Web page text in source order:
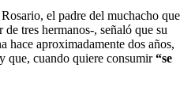
el padre del muchacho que
tres hermanos-, señaló que su
hace aproximadamente dos años,
que, cuando quiere consumir“se